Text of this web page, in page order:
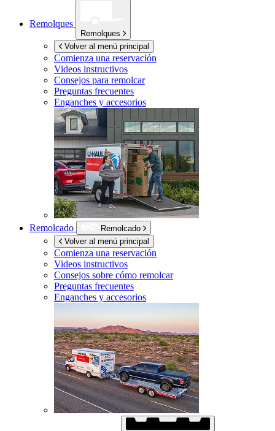
Remolques
Remolques
Volver al menú principal
Comienza una reservación
Videos instructivos
Consejos para remolcar
Preguntas frecuentes
Enganches y accesorios
Remolcado
Remolcado
Volver al menú principal
Comienza una reservación
Videos instructivos
Consejos sobre cómo remolcar
Preguntas frecuentes
Enganches y accesorios